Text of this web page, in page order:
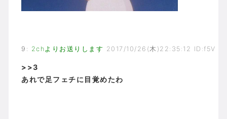
9 : 2chよりお送りします 2017/10/26(木)22:35:12 ID:f5V
>>3
あれで足フェチに目覚めたわ